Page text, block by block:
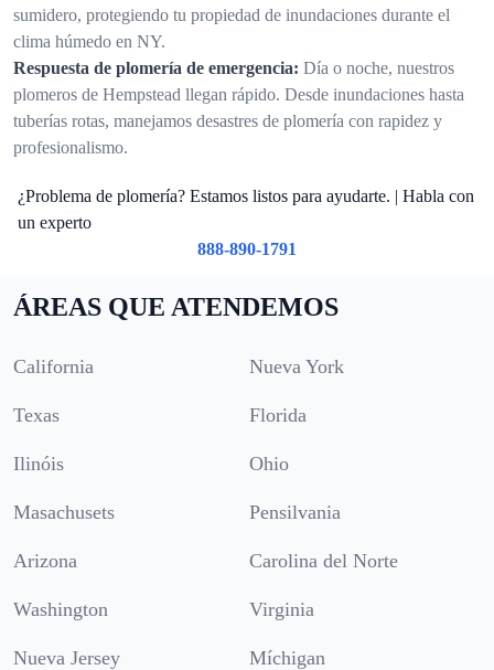
sumidero, protegiendo tu propiedad de inundaciones durante el
clima húmedo en NY.
Respuesta de plomería de emergencia: Día o noche, nuestros
plomeros de Hempstead llegan rápido. Desde inundaciones hasta
tuberías rotas, manejamos desastres de plomería con rapidez y
profesionalismo.
¿Problema de plomería? Estamos listos para ayudarte. | Habla con
un experto
888-890-1791
ÁREAS QUE ATENDEMOS
California Nueva York
Texas Florida
Ilinóis Ohio
Masachusets Pensilvania
Arizona Carolina del Norte
Washington Virginia
Nueva Jersey Míchigan